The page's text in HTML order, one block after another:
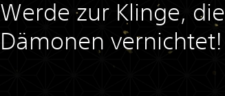
Werde zur Klinge, die
Dämonen vernichtet!